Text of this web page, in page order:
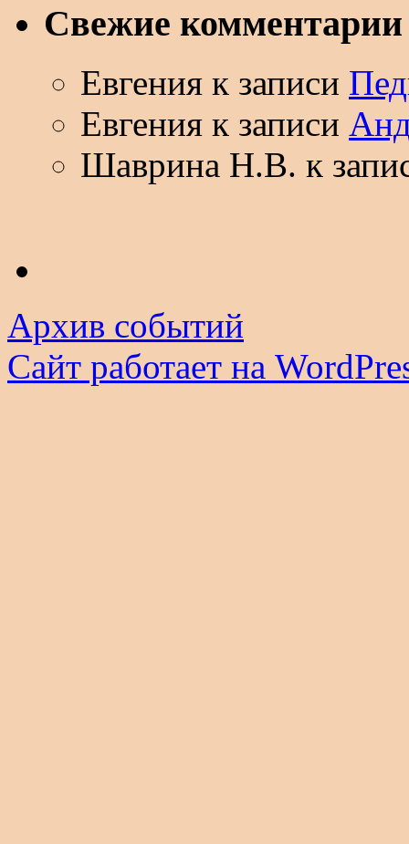
Свежие комментарии
Евгения к записи
Евгения к записи
Шаврина Н.В. к
Архив событий
Сайт работает на